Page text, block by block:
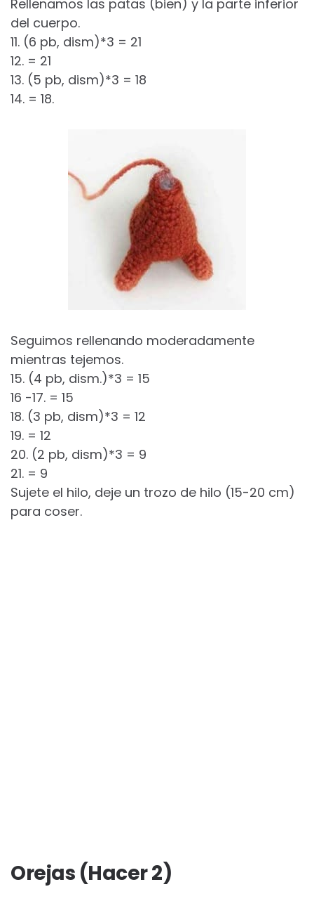
Rellenamos las patas (bien) y la parte inferior
del cuerpo.
11. (6 pb, dism)*3 = 21
12. = 21
13. (5 pb, dism)*3 = 18
14. = 18.
Seguimos rellenando moderadamente
mientras tejemos.
15. (4 pb, dism.)*3 = 15
16 -17. = 15
18. (3 pb, dism)*3 = 12
19. = 12
20. (2 pb, dism)*3 = 9
21. = 9
Sujete el hilo, deje un trozo de hilo (15-20 cm)
para coser.
Orejas (Hacer 2)